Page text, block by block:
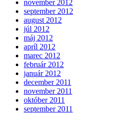
november 2012
september 2012
august 2012
júl 2012
máj 2012
apríl 2012
marec 2012
február 2012
január 2012
december 2011
november 2011
október 2011
september 2011